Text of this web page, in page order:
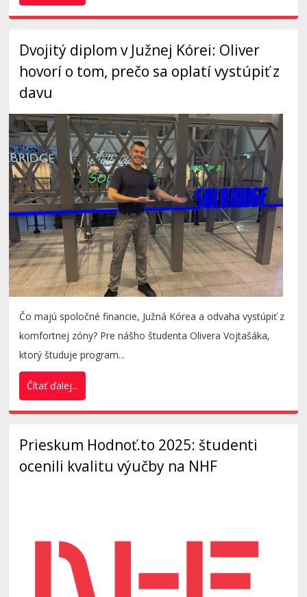
Dvojitý diplom v Južnej Kórei: Oliver
hovorí o tom, prečo sa oplatí vystúpiť z
davu
Čo majú spoločné financie, Južná Kórea a odvaha vystúpiť z
komfortnej zóny? Pre nášho študenta Olivera Vojtašáka,
ktorý študuje program...
Čítať ďalej...
Prieskum Hodnoť.to 2025: študenti
ocenili kvalitu výučby na NHF